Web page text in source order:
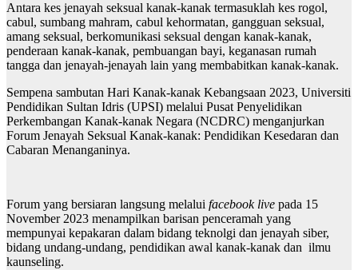
Antara kes jenayah seksual kanak-kanak termasuklah kes rogol,
cabul, sumbang mahram, cabul kehormatan, gangguan seksual,
amang seksual, berkomunikasi seksual dengan kanak-kanak,
penderaan kanak-kanak, pembuangan bayi, keganasan rumah
tangga dan jenayah-jenayah lain yang membabitkan kanak-kanak.
Sempena sambutan Hari Kanak-kanak Kebangsaan 2023, Universiti
Pendidikan Sultan Idris (UPSI) melalui Pusat Penyelidikan
Perkembangan Kanak-kanak Negara (NCDRC) menganjurkan
Forum Jenayah Seksual Kanak-kanak: Pendidikan Kesedaran dan
Cabaran Menanganinya.
Forum yang bersiaran langsung melalui facebook live pada 15
November 2023 menampilkan barisan penceramah yang
mempunyai kepakaran dalam bidang teknolgi dan jenayah siber,
bidang undang-undang, pendidikan awal kanak-kanak dan ilmu
kaunseling.